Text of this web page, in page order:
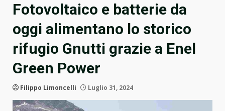
Fotovoltaico e batterie da
oggi alimentano lo storico
rifugio Gnutti grazie a Enel
Green Power
Filippo Limoncelli Luglio 31, 2024